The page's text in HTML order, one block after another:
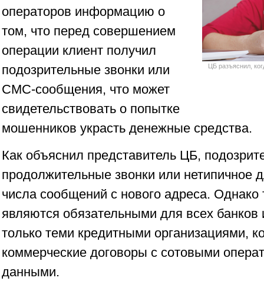
ЦБ разъяснил,
операторов информацию о
том, что перед совершением
операции клиент получил
подозрительные звонки или
СМС-сообщения, что может
свидетельствовать о попытке
мошенников украсть денежные средства.
Как объяснил представитель ЦБ,
продолжительные звонки или нетипичное
числа сообщений с нового адреса.
являются обязательными для всех
только теми кредитными организациями,
коммерческие договоры с сотовыми
данными.